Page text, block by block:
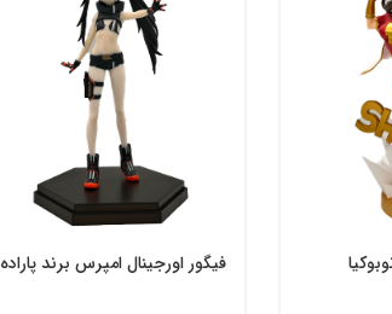
فیگور اورجینال امپرس برند پاراده